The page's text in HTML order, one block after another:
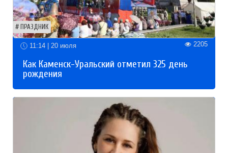
ПРАЗДНИК
11:14 | 20 июля 2205
Как Каменск-Уральский отметил 325 день
рождения